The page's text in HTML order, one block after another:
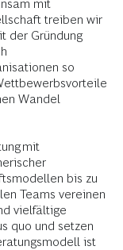
mit
treiben wir
der Gründung
so
Wandel
mit
bis zu
Teams vereinen
vielfältige
quo und setzen
ist